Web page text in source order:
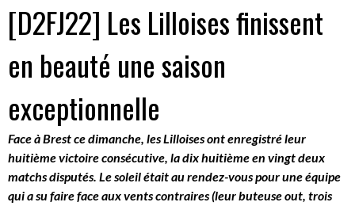
[D2FJ22] Les Lilloises finissent
en beauté une saison
exceptionnelle
Face à Brest ce dimanche, les Lilloises ont enregistré leur
huitième victoire consécutive, la dix huitième en vingt deux
matchs disputés. Le soleil était au rendez-vous pour une équipe
qui a su faire face aux vents contraires (leur buteuse out, trois